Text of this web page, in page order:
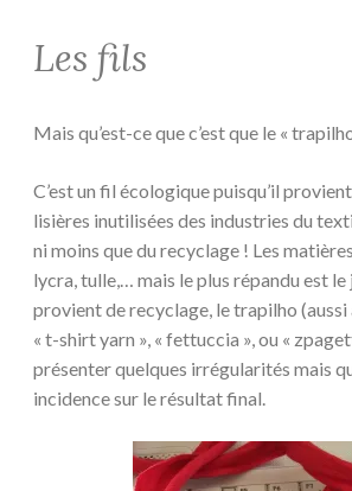
Les fils
Mais qu’est-ce que c’est que le «
C’est un fil écologique puisqu’il
lisières inutilisées des industries du
ni moins que du recyclage ! Les
lycra, tulle,… mais le plus répandu est le
provient de recyclage, le trapilho (aussi
« t-shirt yarn », « fettuccia », ou «
présenter quelques irrégularités mais
incidence sur le résultat final.